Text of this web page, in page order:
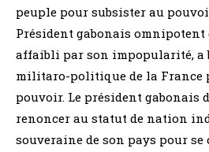
peuple pour subsister au
Président gabonais omnipotent
affaibli par son impopularité, a
militaro-politique de la France
pouvoir. Le président gabonais
renoncer au statut de nation
souveraine de son pays pour